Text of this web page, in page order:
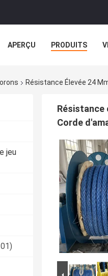
APERÇU PRODUITS
Résistance Élevée 24
jeu
Résistance
Corde